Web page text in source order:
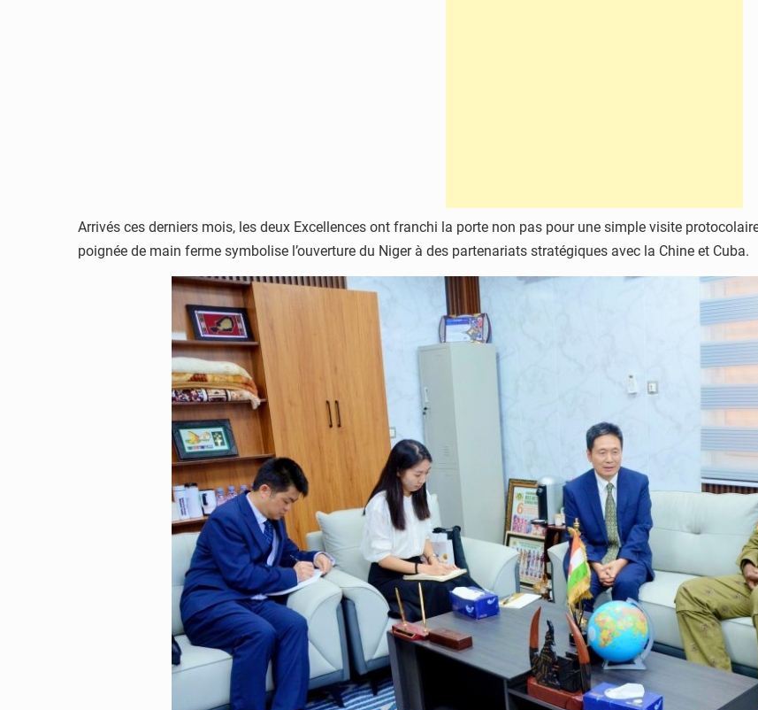
Arrivés ces derniers mois, les deux Excellences ont franchi la porte non pas pour une simple visite
poignée de main ferme symbolise l’ouverture du Niger à des partenariats stratégiques avec la Chine et Cuba.